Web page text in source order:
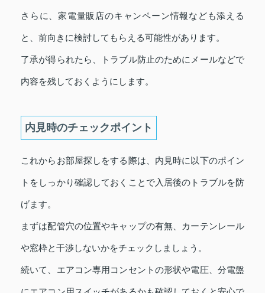
さらに、家電量販店のキャンペーン情報なども添える
と、前向きに検討してもらえる可能性があります。
了承が得られたら、トラブル防止のためにメールなどで
内容を残しておくようにします。
内見時のチェックポイント
これからお部屋探しをする際は、内見時に以下のポイン
トをしっかり確認しておくことで入居後のトラブルを防
げます。
まずは配管穴の位置やキャップの有無、カーテンレール
や窓枠と干渉しないかをチェックしましょう。
続いて、エアコン専用コンセントの形状や電圧、分電盤